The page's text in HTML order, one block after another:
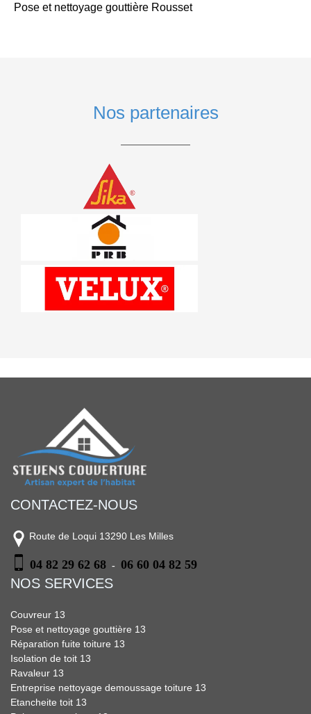
Pose et nettoyage gouttière Rousset
Nos partenaires
CONTACTEZ-NOUS
Route de Loqui 13290 Les Milles
04 82 29 62 68 - 06 60 04 82 59
NOS SERVICES
Couvreur 13
Pose et nettoyage gouttière 13
Réparation fuite toiture 13
Isolation de toit 13
Ravaleur 13
Entreprise nettoyage demoussage toiture 13
Etancheite toit 13